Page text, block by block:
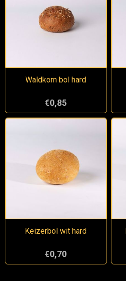
Waldkorn bol hard
€0,85
Keizerbol wit hard
€0,70